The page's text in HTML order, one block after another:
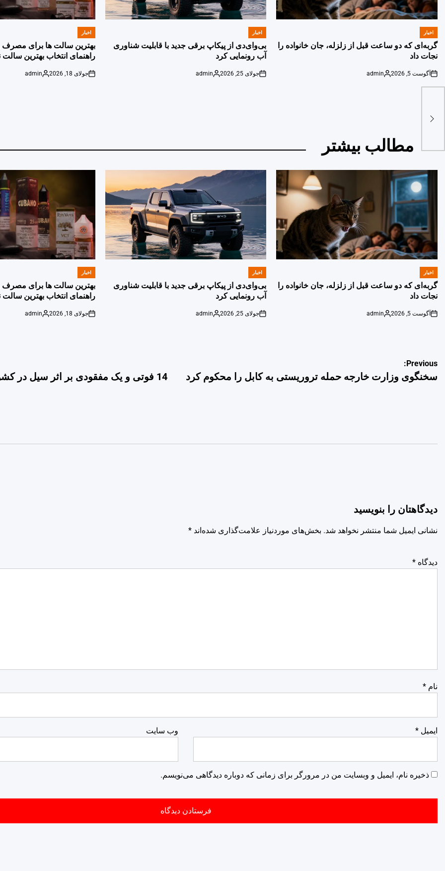
POSTED
IN
اخبار
گربه‌ای که دو ساعت قبل از زلزله، جان خانواده را
نجات داد
on
آگوست 5, 2026
Posted
admin
POSTED
اخبار
بی‌وای‌دی از پیکاپ برقی جدید با قابلیت شناوری
آب رونمایی کرد
on
جولای 25, 2026
Posted
admin
POSTED
اخبار
بهترین سالت ها برای مصرف
راهنمای انتخاب بهترین سالت
on
جولای 18, 2026
Posted
admin
مطالب بیشتر
POSTED
IN
اخبار
گربه‌ای که دو ساعت قبل از زلزله، جان خانواده را
نجات داد
on
آگوست 5, 2026
Posted
admin
POSTED
اخبار
بی‌وای‌دی از پیکاپ برقی جدید با قابلیت شناوری
آب رونمایی کرد
on
جولای 25, 2026
Posted
admin
POSTED
اخبار
بهترین سالت ها برای مصرف
راهنمای انتخاب بهترین سالت
on
جولای 18, 2026
Posted
admin
راهبری
نوشته
Previous:
سخنگوی وزارت خارجه حمله تروریستی به کابل را محکوم کرد 14 فوتی و یک مفقودی بر اثر سیل در کشور تا عصر امروز
دیدگاهتان را بنویسید
نشانی ایمیل شما منتشر نخواهد شد. بخش‌های موردنیاز علامت‌گذاری شده‌اند *
دیدگاه *
نام *
ایمیل * وب‌ سایت
ذخیره نام، ایمیل و وبسایت من در مرورگر برای زمانی که دوباره دیدگاهی می‌نویسم.